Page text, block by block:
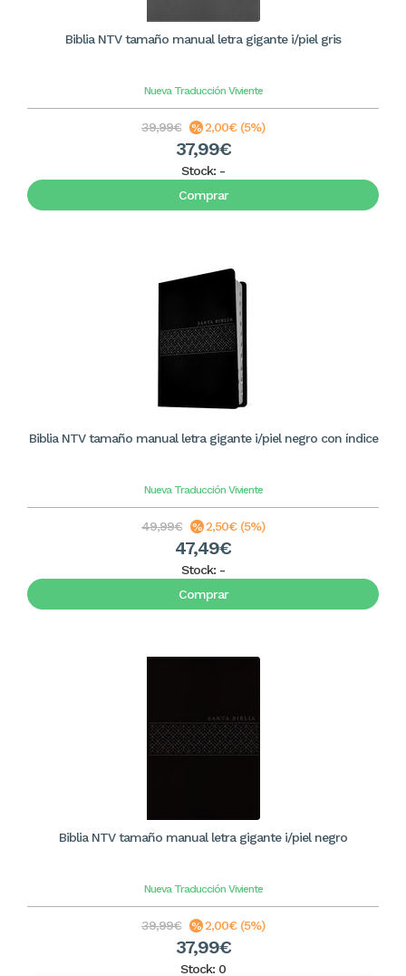
Biblia NTV tamaño manual letra gigante i/piel gris
Nueva Traducción Viviente
39,99€ 2,00€ (5%)
37,99€
Stock: -
Comprar
Biblia NTV tamaño manual letra gigante i/piel negro con índice
Nueva Traducción Viviente
49,99€ 2,50€ (5%)
47,49€
Stock: -
Comprar
Biblia NTV tamaño manual letra gigante i/piel negro
Nueva Traducción Viviente
39,99€ 2,00€ (5%)
37,99€
Stock: 0